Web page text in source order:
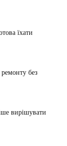
їхати
без
вирішувати